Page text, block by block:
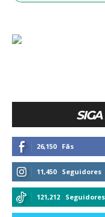
SIGA
26,150 Fãs
11,450 Seguidores
121,212 Seguidores